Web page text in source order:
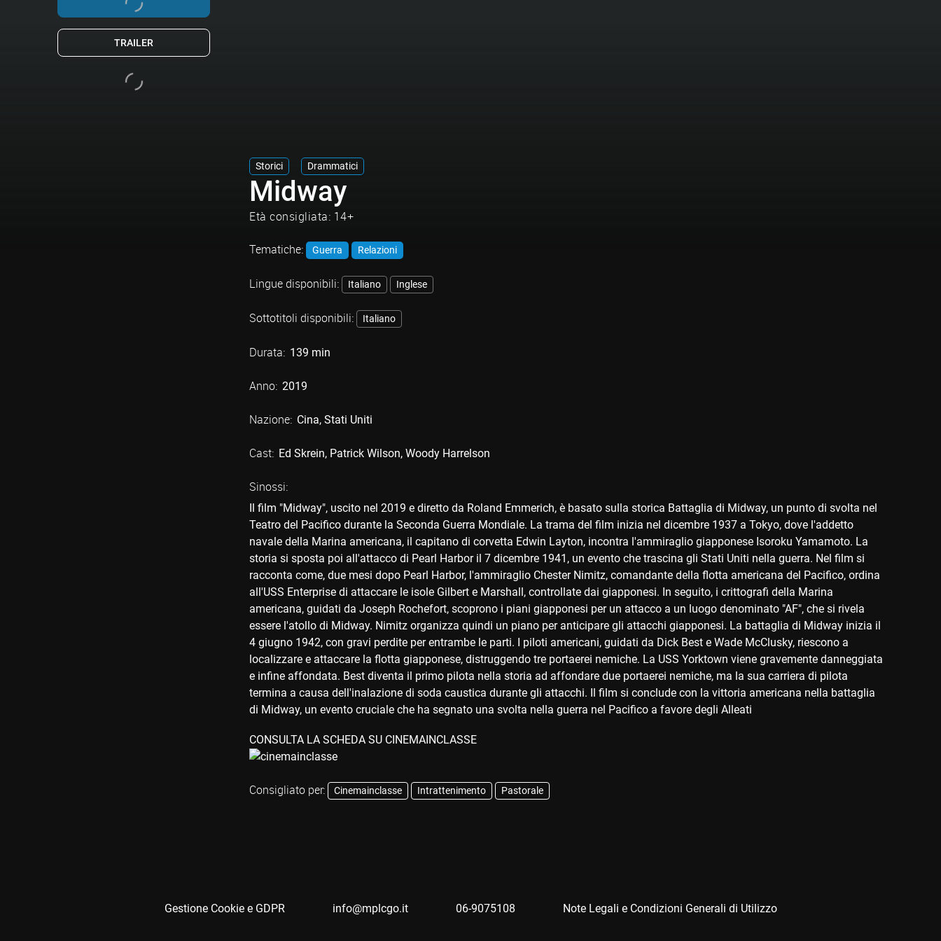
TRAILER
Storici Drammatici
Midway
Età consigliata: 14+
Tematiche: Guerra Relazioni
Lingue disponibili: Italiano Inglese
Sottotitoli disponibili: Italiano
Durata: 139 min
Anno: 2019
Nazione: Cina Stati Uniti
Cast: Ed Skrein Patrick Wilson Woody Harrelson
Sinossi:
Il film "Midway", uscito nel 2019 e diretto da Roland Emmerich, è basato sulla storica Battaglia di Midway, un punto di svolta nel
Teatro del Pacifico durante la Seconda Guerra Mondiale. La trama del film inizia nel dicembre 1937 a Tokyo, dove l'addetto
navale della Marina americana, il capitano di corvetta Edwin Layton, incontra l'ammiraglio giapponese Isoroku Yamamoto. La
storia si sposta poi all'attacco di Pearl Harbor il 7 dicembre 1941, un evento che trascina gli Stati Uniti nella guerra. Nel film si
racconta come, due mesi dopo Pearl Harbor, l'ammiraglio Chester Nimitz, comandante della flotta americana del Pacifico, ordina
all'USS Enterprise di attaccare le isole Gilbert e Marshall, controllate dai giapponesi. In seguito, i crittografi della Marina
americana, guidati da Joseph Rochefort, scoprono i piani giapponesi per un attacco a un luogo denominato "AF", che si rivela
essere l'atollo di Midway. Nimitz organizza quindi un piano per anticipare gli attacchi giapponesi. La battaglia di Midway inizia il
4 giugno 1942, con gravi perdite per entrambe le parti. I piloti americani, guidati da Dick Best e Wade McClusky, riescono a
localizzare e attaccare la flotta giapponese, distruggendo tre portaerei nemiche. La USS Yorktown viene gravemente danneggiata
e infine affondata. Best diventa il primo pilota nella storia ad affondare due portaerei nemiche, ma la sua carriera di pilota
termina a causa dell'inalazione di soda caustica durante gli attacchi. Il film si conclude con la vittoria americana nella battaglia
di Midway, un evento cruciale che ha segnato una svolta nella guerra nel Pacifico a favore degli Alleati​
CONSULTA LA SCHEDA SU CINEMAINCLASSE
Consigliato per: Cinemainclasse Intrattenimento Pastorale
Gestione Cookie e GDPR info@mplcgo.it 06-9075108 Note Legali e Condizioni Generali di Utilizzo